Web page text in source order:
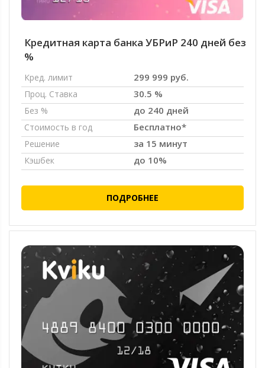
Кредитная карта банка УБРиР 240 дней без
%
Кред. лимит 299 999 руб.
Проц. Ставка 30.5 %
Без % до 240 дней
Стоимость в год Бесплатно*
Решение за 15 минут
Кэшбек до 10%
ПОДРОБНЕЕ